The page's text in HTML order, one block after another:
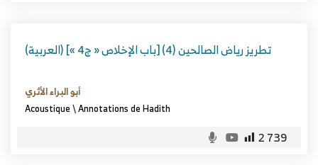
(العربية) تطريز رياض الصالحين (4) [باب الإخلاص « ج4 »]
أبو البراء الأثري
Acoustique\Annotations de Hadith
2 739